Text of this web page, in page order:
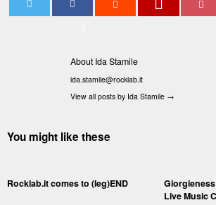
About Ida Stamile
ida.stamile@rocklab.it
View all posts by Ida Stamile →
You might like these
Rocklab.it comes to (leg)END
Giorgieness
Live Music